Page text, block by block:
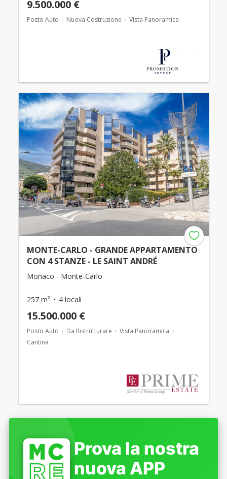
9.500.000 €
Posto Auto Nuova Costruzione Vista Panoramica
MONTE-CARLO - GRANDE APPARTAMENTO
CON 4 STANZE - LE SAINT ANDRÉ
Monaco - Monte-Carlo
257 m² 4 locali
15.500.000 €
Posto Auto Da Ristrutturare
Vista Panoramica
Cantina
Prova la nostra
nuova APP